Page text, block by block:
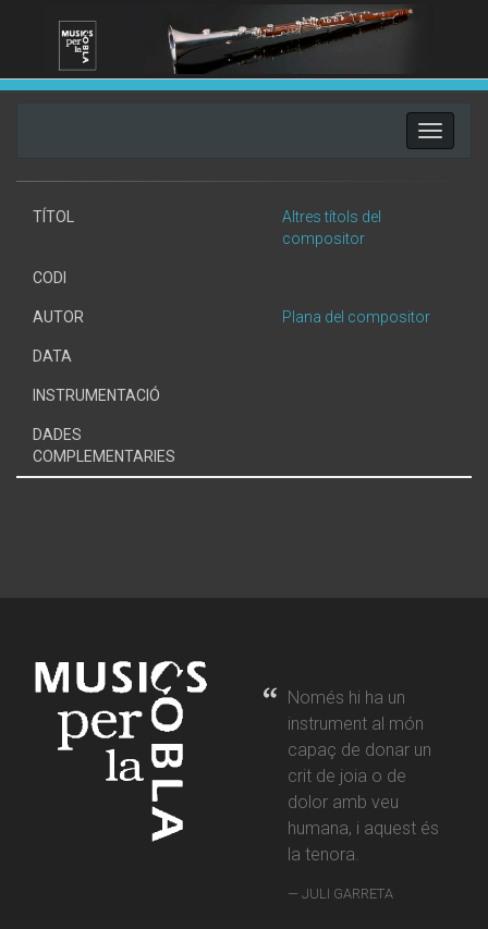
Toggle
TÍTOL
Altres títols del
compositor
CODI
AUTOR Plana del compositor
DATA
INSTRUMENTACIÓ
DADES
COMPLEMENTARIES
Només hi ha un
instrument al món
capaç de donar un
crit de joia o de
dolor amb veu
humana, i aquest és
la tenora.
JULI GARRETA